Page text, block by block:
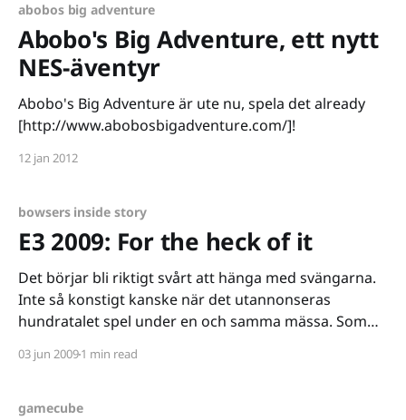
abobos big adventure
Abobo's Big Adventure, ett nytt
NES-äventyr
Abobo's Big Adventure är ute nu, spela det already
[http://www.abobosbigadventure.com/]!
12 jan 2012
bowsers inside story
E3 2009: For the heck of it
Det börjar bli riktigt svårt att hänga med svängarna.
Inte så konstigt kanske när det utannonseras
hundratalet spel under en och samma mässa. Som
att spelproducenterna verkar ta det här mer på allvar
03 jun 20091 min read
gamecube